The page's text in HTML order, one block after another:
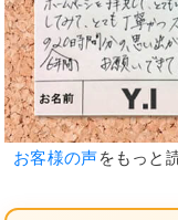
お客様の声をもっと